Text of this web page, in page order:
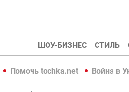
ШОУ-БИЗНЕС СТИЛЬ
Помочь tochka.net Война в